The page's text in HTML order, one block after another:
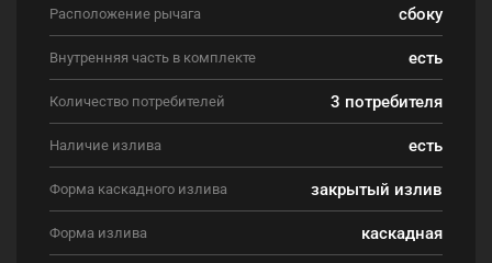
Расположение рычага сбоку
Внутренняя часть в комплекте есть
Количество потребителей 3 потребителя
Наличие излива есть
Форма каскадного излива закрытый излив
Форма излива каскадная